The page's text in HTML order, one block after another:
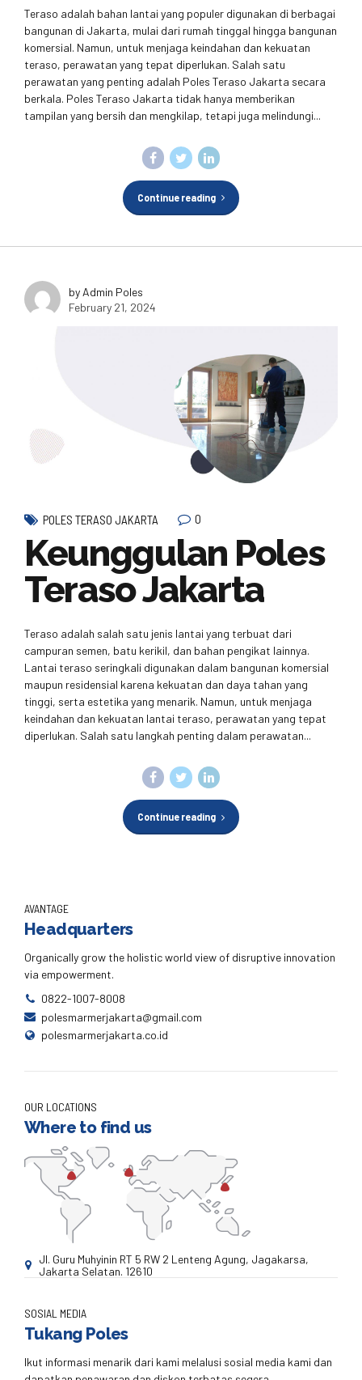
Teraso adalah bahan lantai yang populer digunakan di berbagai
bangunan di Jakarta, mulai dari rumah tinggal hingga bangunan
komersial. Namun, untuk menjaga keindahan dan kekuatan
teraso, perawatan yang tepat diperlukan. Salah satu
perawatan yang penting adalah Poles Teraso Jakarta secara
berkala. Poles Teraso Jakarta tidak hanya memberikan
tampilan yang bersih dan mengkilap, tetapi juga melindungi...
Continue reading
by Admin Poles
February 21, 2024
POLES TERASO JAKARTA 0
Keunggulan Poles
Teraso Jakarta
Teraso adalah salah satu jenis lantai yang terbuat dari
campuran semen, batu kerikil, dan bahan pengikat lainnya.
Lantai teraso seringkali digunakan dalam bangunan komersial
maupun residensial karena kekuatan dan daya tahan yang
tinggi, serta estetika yang menarik. Namun, untuk menjaga
keindahan dan kekuatan lantai teraso, perawatan yang tepat
diperlukan. Salah satu langkah penting dalam perawatan...
Continue reading
AVANTAGE
Headquarters
Organically grow the holistic world view of disruptive innovation
via empowerment.
0822-1007-8008
polesmarmerjakarta@gmail.com
polesmarmerjakarta.co.id
OUR LOCATIONS
Where to find us
Jl. Guru Muhyinin RT 5 RW 2 Lenteng Agung, Jagakarsa,
Jakarta Selatan. 12610
SOSIAL MEDIA
Tukang Poles
Ikut informasi menarik dari kami melalusi sosial media kami dan